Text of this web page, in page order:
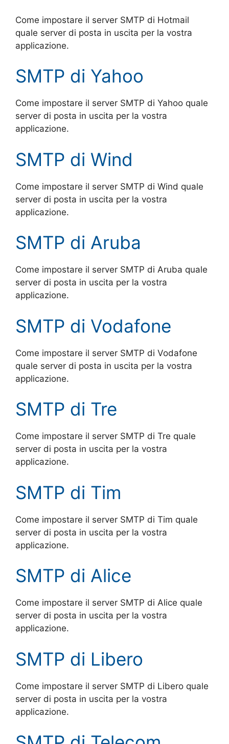
Come impostare il server SMTP di Hotmail
quale server di posta in uscita per la vostra
applicazione.
SMTP di Yahoo
Come impostare il server SMTP di Yahoo quale
server di posta in uscita per la vostra
applicazione.
SMTP di Wind
Come impostare il server SMTP di Wind quale
server di posta in uscita per la vostra
applicazione.
SMTP di Aruba
Come impostare il server SMTP di Aruba quale
server di posta in uscita per la vostra
applicazione.
SMTP di Vodafone
Come impostare il server SMTP di Vodafone
quale server di posta in uscita per la vostra
applicazione.
SMTP di Tre
Come impostare il server SMTP di Tre quale
server di posta in uscita per la vostra
applicazione.
SMTP di Tim
Come impostare il server SMTP di Tim quale
server di posta in uscita per la vostra
applicazione.
SMTP di Alice
Come impostare il server SMTP di Alice quale
server di posta in uscita per la vostra
applicazione.
SMTP di Libero
Come impostare il server SMTP di Libero quale
server di posta in uscita per la vostra
applicazione.